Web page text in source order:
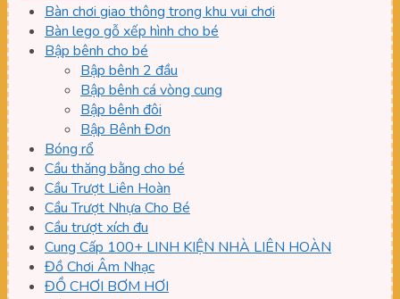
Bàn chơi giao thông trong khu vui chơi
Bàn lego gỗ xếp hình cho bé
Bập bênh cho bé
Bập bênh 2 đầu
Bập bênh cá vòng cung
Bập bênh đôi
Bập Bênh Đơn
Bóng rổ
Cầu thăng bằng cho bé
Cầu Trượt Liên Hoàn
Cầu Trượt Nhựa Cho Bé
Cầu trượt xích đu
Cung Cấp 100+ LINH KIỆN NHÀ LIÊN HOÀN
Đồ Chơi Âm Nhạc
ĐỒ CHƠI BƠM HƠI